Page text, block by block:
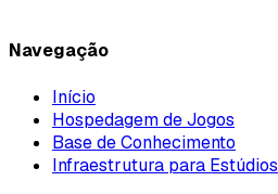
Navegação
Início
Hospedagem de Jogos
Base de Conhecimento
Infraestrutura para Estúdios